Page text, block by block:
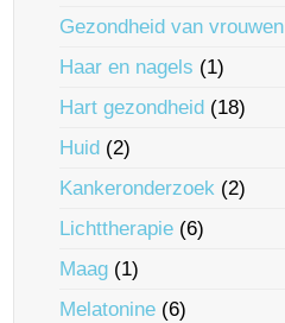
Gezondheid van vrouwen
Haar en nagels (1)
Hart gezondheid (18)
Huid (2)
Kankeronderzoek (2)
Lichttherapie (6)
Maag (1)
Melatonine (6)